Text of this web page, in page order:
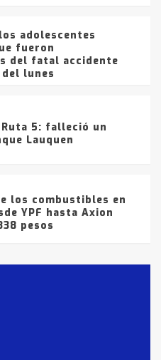
adolescentes
fueron
del fatal accidente
del lunes
5: falleció un
Lauquen
los combustibles en
YPF hasta Axion
pesos